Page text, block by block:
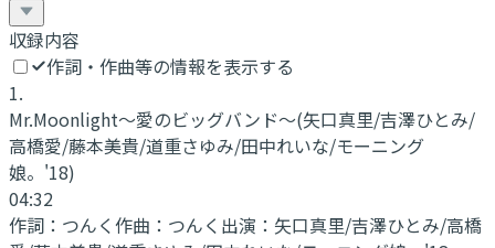
収録内容
作詞・作曲等の情報を表示する
1.
Mr.Moonlight～愛のビッグバンド～(矢口真里/吉澤ひとみ/
高橋愛/藤本美貴/道重さゆみ/田中れいな/モーニング
娘。'18)
04:32
作詞： つんく作曲： つんく 出演： 矢口真里/吉澤ひとみ/高橋